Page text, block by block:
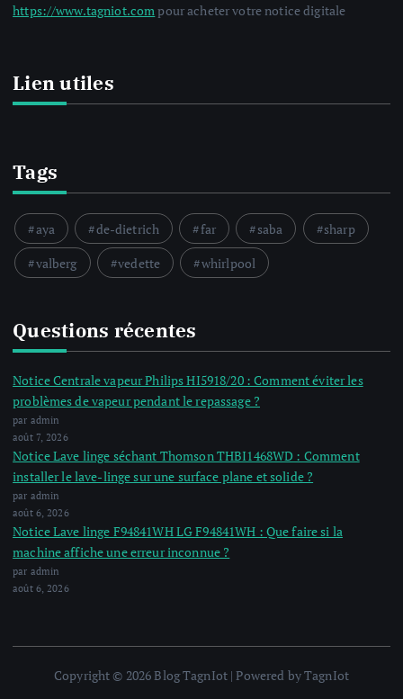
https://www.tagniot.compour acheter votre notice digitale
Lien utiles
Tags
aya de-dietrich far saba
sharp
valberg
vedette whirlpool
Questions récentes
Notice Centrale vapeur Philips HI5918/20 : Comment éviter les
problèmes de vapeur pendant le repassage ?
par admin
août 7, 2026
Notice Lave linge séchant Thomson THBI1468WD : Comment
installer le lave-linge sur une surface plane et solide ?
par admin
août 6, 2026
Notice Lave linge F94841WH LG F94841WH : Que faire si la
machine affiche une erreur inconnue ?
par admin
août 6, 2026
Copyright © 2026 Blog TagnIot | Powered by TagnIot